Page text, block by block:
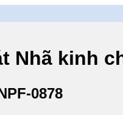
Nhã kinh
0878